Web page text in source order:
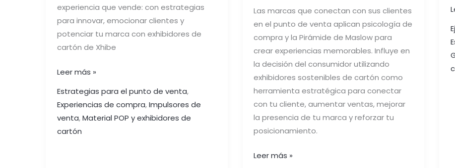
experiencia que vende: con estrategias
para innovar, emocionar clientes y
potenciar tu marca con exhibidores de
cartón de Xhibe
Leer más »
Estrategias para el punto de venta,
Experiencias de compra,Impulsores de
venta,Material POP y exhibidores de
cartón
Las marcas que conectan con sus clientes
en el punto de venta aplican psicología de
compra y la Pirámide de Maslow para
crear experiencias memorables. Influye en
la decisión del consumidor utilizando
exhibidores sostenibles de cartón como
herramienta estratégica para conectar
con tu cliente, aumentar ventas, mejorar
la presencia de tu marca y reforzar tu
posicionamiento.
Leer más »